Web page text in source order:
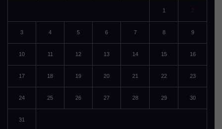
1 2
3 4 5 6 7 8 9
10 11 12 13 14 15 16
17 18 19 20 21 22 23
24 25 26 27 28 29 30
31